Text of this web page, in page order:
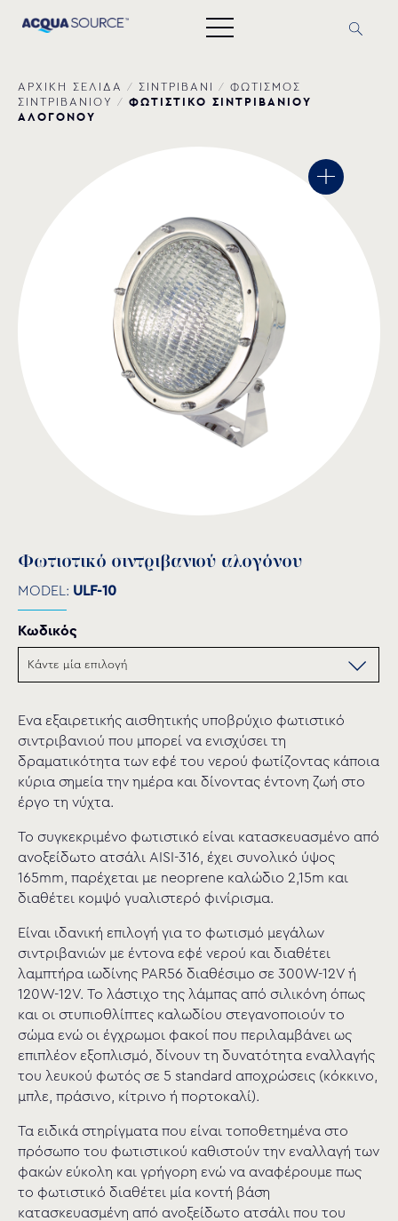
ΑΡΧΙΚΗ ΣΕΛΙΔΑ / ΣΙΝΤΡΙΒΑΝΙ / ΦΩΤΙΣΜΟΣ
ΣΙΝΤΡΙΒΑΝΙΟΥ
/ ΦΩΤΙΣΤΙΚΟ ΣΙΝΤΡΙΒΑΝΙΟΥ
ΑΛΟΓΟΝΟΥ
Φωτιστικό σιντριβανιού αλογόνου
MODEL: ULF-10
Κωδικός
Ένα εξαιρετικής αισθητικής υποβρύχιο φωτιστικό
σιντριβανιού που μπορεί να ενισχύσει τη
δραματικότητα των εφέ του νερού φωτίζοντας κάποια
κύρια σημεία την ημέρα και δίνοντας έντονη ζωή στο
έργο τη νύχτα.
Το συγκεκριμένο φωτιστικό είναι κατασκευασμένο από
ανοξείδωτο ατσάλι AISI-316, έχει συνολικό ύψος
165mm, παρέχεται με neoprene καλώδιο 2,15m και
διαθέτει κομψό γυαλιστερό φινίρισμα.
Είναι ιδανική επιλογή για το φωτισμό μεγάλων
σιντριβανιών με έντονα εφέ νερού και διαθέτει
λαμπτήρα ιωδίνης PAR56 διαθέσιμο σε 300W-12V ή
120W-12V. Το λάστιχο της λάμπας από σιλικόνη όπως
και οι στυπιοθλίπτες καλωδίου στεγανοποιούν το
σώμα ενώ οι έγχρωμοι φακοί που περιλαμβάνει ως
επιπλέον εξοπλισμό, δίνουν τη δυνατότητα εναλλαγής
του λευκού φωτός σε 5 standard αποχρώσεις (κόκκινο,
μπλε, πράσινο, κίτρινο ή πορτοκαλί).
Τα ειδικά στηρίγματα που είναι τοποθετημένα στο
πρόσωπο του φωτιστικού καθιστούν την εναλλαγή των
φακών εύκολη και γρήγορη ενώ να αναφέρουμε πως
το φωτιστικό διαθέτει μία κοντή βάση
κατασκευασμένη από ανοξείδωτο ατσάλι που του